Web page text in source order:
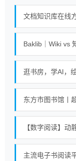
文档知识库在线
Baklib｜Wiki vs
东方市图书馆丨
【数字阅读】动
主流电子书阅读